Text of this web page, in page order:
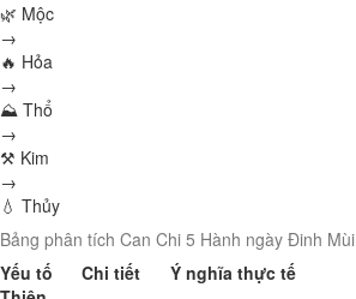
🌿 Mộc
→
🔥 Hỏa
→
⛰ Thổ
→
⚒ Kim
→
💧 Thủy
Bảng phân tích Can Chi 5 Hành ngày Đinh Mùi
Yếu tố
Chi tiết
Ý nghĩa thực tế